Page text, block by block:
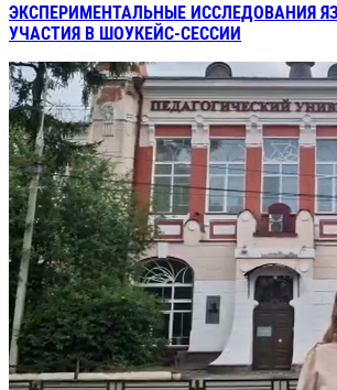
ЭКСПЕРИМЕНТАЛЬНЫЕ ИССЛЕДОВАНИЯ
УЧАСТИЯ В ШОУКЕЙС-СЕССИИ